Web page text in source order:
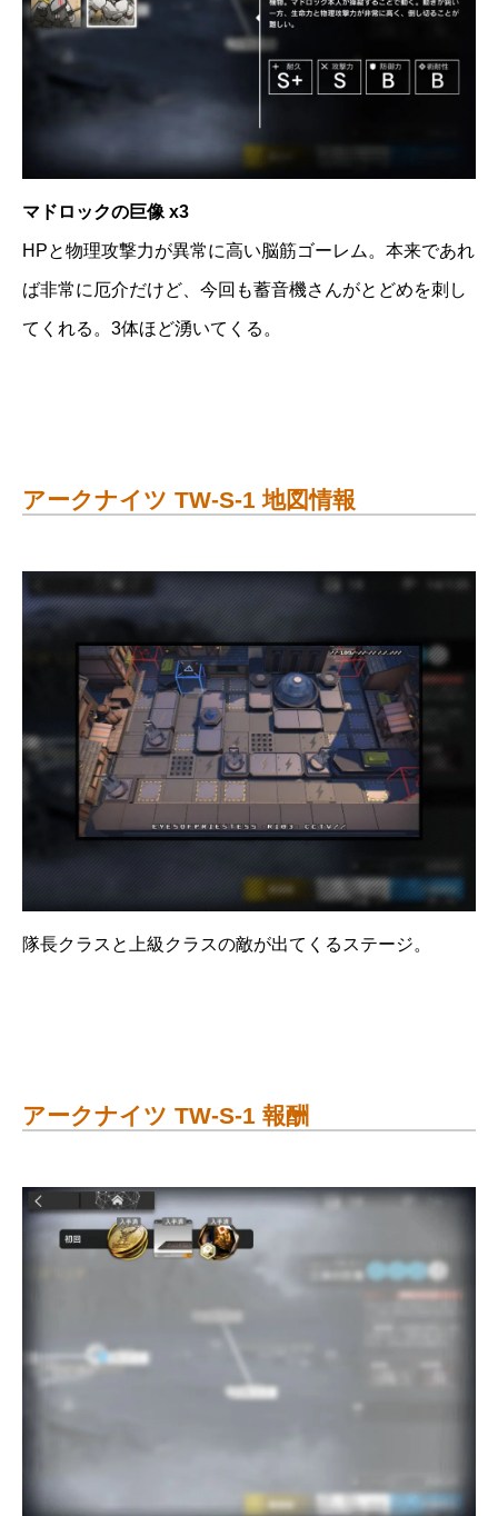
マドロックの巨像 x3
HPと物理攻撃力が異常に高い脳筋ゴーレム。本来であれ
ば非常に厄介だけど、今回も蓄音機さんがとどめを刺し
てくれる。3体ほど湧いてくる。
アークナイツ TW-S-1 地図情報
隊長クラスと上級クラスの敵が出てくるステージ。
アークナイツ TW-S-1 報酬